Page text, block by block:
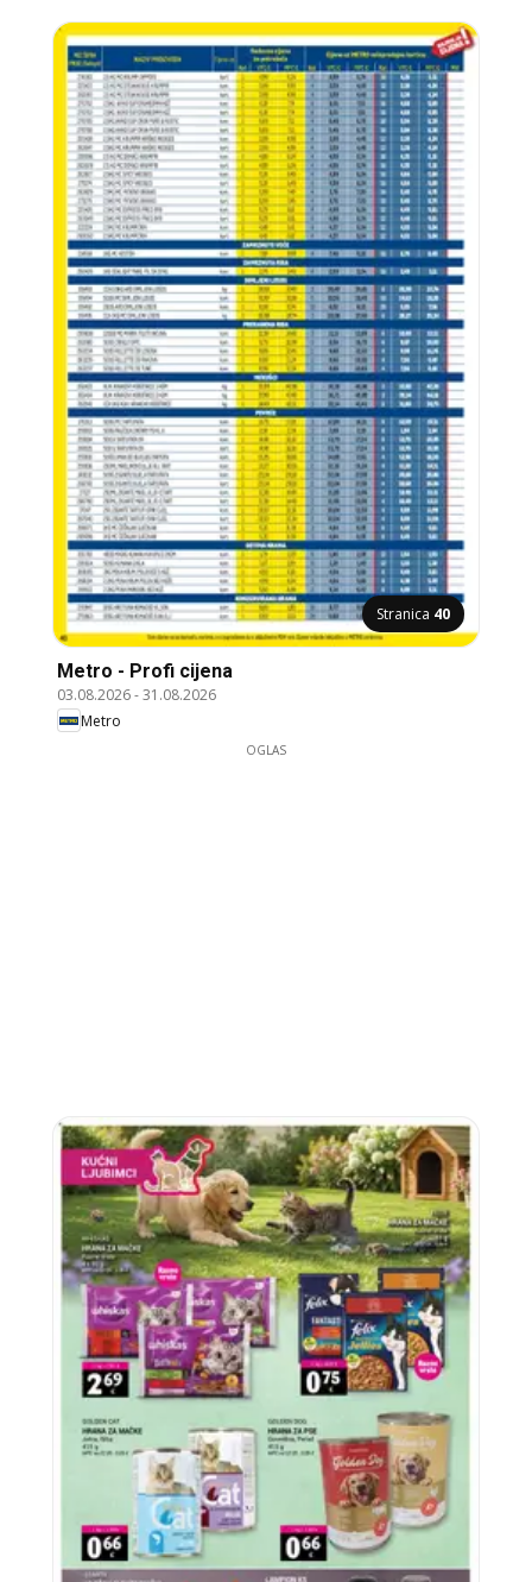
Stranica 40
Metro - Profi cijena
03.08.2026-31.08.2026
Metro
OGLAS